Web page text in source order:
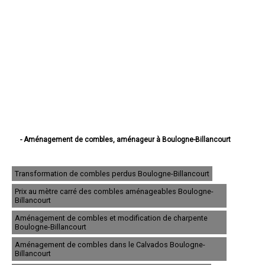
- Aménagement de combles, aménageur à Boulogne-Billancourt
- Aménagement de combles, aménageur à Colombes
- Aménagement de combles, aménageur à Asnières-sur-Seine
- Aménagement de combles, aménageur à Rueil-Malmaison
- Aménagement de combles, aménageur à Issy-les-Moulineaux
- Aménagement de combles, aménageur à Levallois-Perret
- Aménagement de combles, aménageur à Antony
- Aménagement de combles, aménageur à Neuilly-sur-Seine
- Aménagement de combles, aménageur à Clichy
- Aménagement de combles, aménageur à Clamart
Transformation de combles perdus Boulogne-Billancourt
Prix au mètre carré des combles aménageables Boulogne-
Billancourt
Aménagement de combles et modification de charpente
Boulogne-Billancourt
Aménagement de combles dans le Calvados Boulogne-
Billancourt